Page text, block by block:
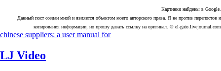
Картинки найдены в Google.
Данный пост создан мной и является объектом моего авторского права. Я не против перепостов и
копирования информации, но прошу давать ссылку на оригинал. © el-gato.livejournal.com
chinese suppliers: a user manual for
LJ Video